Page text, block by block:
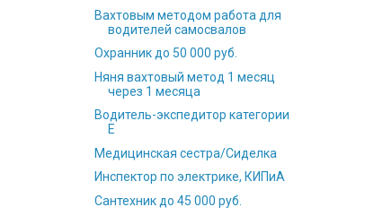
Вахтовым методом работа для
водителей самосвалов
Охранник до 50 000 руб.
Няня вахтовый метод 1 месяц
через 1 месяца
Водитель-экспедитор категории
Е
Медицинская сестра/Сиделка
Инспектор по электрике, КИПиА
Сантехник до 45 000 руб.